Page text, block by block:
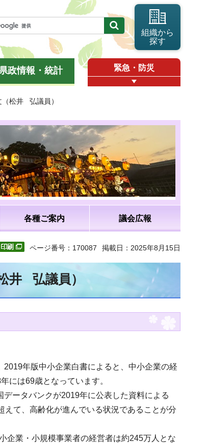
組織から
探す
政情報・統計 緊急・防災
松井 弘議員）
各種ご案内 議会広報
ページ番号：170087 掲載日：2025年8月15日
井 弘議員）
年版中小企業白書によると、中小企業の経
には69歳となっています。
ータバンクが2019年に公表した資料による
て、高齢化が進んでいる状況であることが分
企業・小規模事業者の経営者は約245万人とな